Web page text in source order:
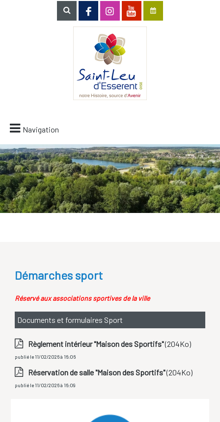
Navigation
Démarches sport
Réservé aux associations sportives de la ville
Documents et formulaires Sport
Règlement intérieur "Maison des Sportifs"(204Ko)
publié le 11/02/2026 à 16:06
Réservation de salle "Maison des Sportifs"(204Ko)
publié le 11/02/2026 à 16:09